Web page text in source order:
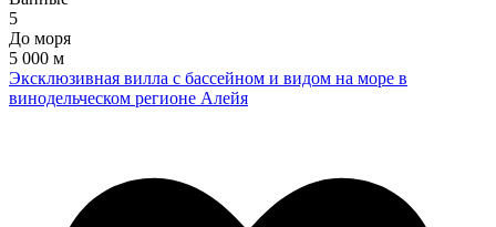
5
До моря
5 000 м
Эксклюзивная вилла с бассейном и видом на море в
винодельческом регионе Алейя